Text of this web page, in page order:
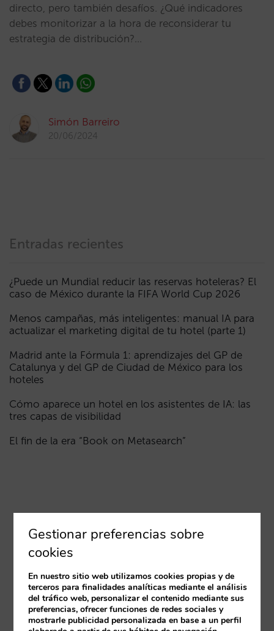
directo, pero también desafíos. ¿Qué indicadores
debes monitorizar a la hora de reconsiderar tu
estrategia de distribución?…
Simón Barreiro
20/06/2024
Entradas recientes
¿Puede un Mundial reducir las reservas hoteleras? El
caso de México durante la FIFA World Cup 2026
Menos campañas, más inteligentes: manual IA para
actualizar el marketing digital de tu hotel (parte 1)
Madrid ante la Fórmula 1: aprendizajes del GP de
Catalunya y del GP de Ciudad de México para los
hoteles
Cómo aparece un hotel en los asistentes de IA: las
tres capas de visibilidad
El fin de la era “Book on Metasearch”
Gestionar preferencias sobre
cookies
En nuestro sitio web utilizamos cookies propias y de
terceros para finalidades analíticas mediante el análisis
del tráfico web, personalizar el contenido mediante sus
preferencias, ofrecer funciones de redes sociales y
mostrarle publicidad personalizada en base a un perfil